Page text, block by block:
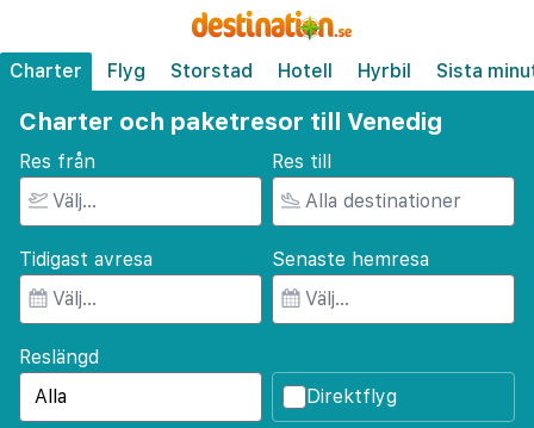
Charter Flyg Storstad Hotell Hyrbil Sista
Charter och paketresor till Venedig
Res från Res till
Tidigast avresa Senaste hemresa
Reslängd
Direktflyg